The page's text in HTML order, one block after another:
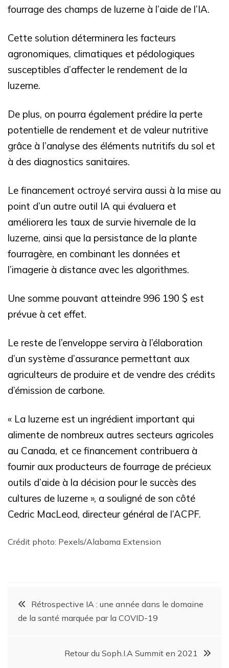
fourrage des champs de luzerne à l’aide de l’IA.
Cette solution déterminera les facteurs
agronomiques, climatiques et pédologiques
susceptibles d’affecter le rendement de la
luzerne.
De plus, on pourra également prédire la perte
potentielle de rendement et de valeur nutritive
grâce à l’analyse des éléments nutritifs du sol et
à des diagnostics sanitaires.
Le financement octroyé servira aussi à la mise au
point d’un autre outil IA qui évaluera et
améliorera les taux de survie hivernale de la
luzerne, ainsi que la persistance de la plante
fourragère, en combinant les données et
l’imagerie à distance avec les algorithmes.
Une somme pouvant atteindre 996 190 $ est
prévue à cet effet.
Le reste de l’enveloppe servira à l’élaboration
d’un système d’assurance permettant aux
agriculteurs de produire et de vendre des crédits
d’émission de carbone.
« La luzerne est un ingrédient important qui
alimente de nombreux autres secteurs agricoles
au Canada, et ce financement contribuera à
fournir aux producteurs de fourrage de précieux
outils d’aide à la décision pour le succès des
cultures de luzerne », a souligné de son côté
Cedric MacLeod, directeur général de l’ACPF.
Crédit photo: Pexels/Alabama Extension
Rétrospective IA : une année dans le domaine
de la santé marquée par la COVID-19
Retour du Soph.I.A Summit en 2021